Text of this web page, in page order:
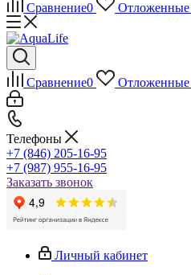
Сравнение0 Отложенные
Сравнение0 Отложенные
Телефоны
+7 (846) 205-16-95
+7 (987) 955-16-95
Заказать звонок
Личный кабинет